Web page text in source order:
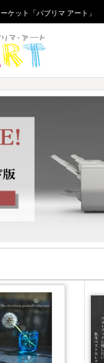
ケット「パブリマ アート」